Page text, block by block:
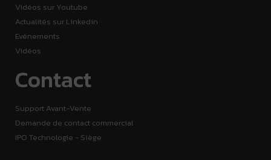
Vidéos sur Youtube
Actualités sur Linkedin
Evénements
Vidéos
Contact
Support Avant-Vente
Demande de contact commercial
IPO Technologie - Siège